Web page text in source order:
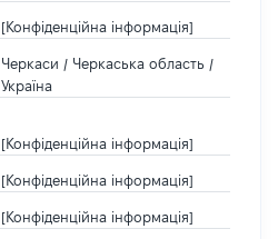
[Конфіденційна інформація]
Черкаси / Черкаська область /
Україна
[Конфіденційна інформація]
[Конфіденційна інформація]
[Конфіденційна інформація]